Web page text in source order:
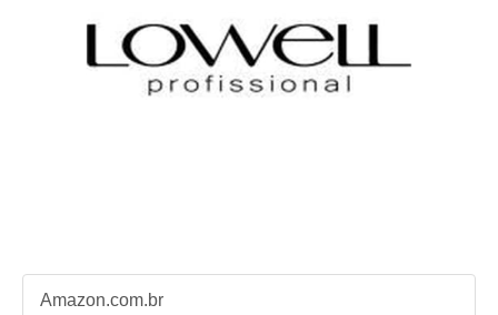
Amazon.com.br